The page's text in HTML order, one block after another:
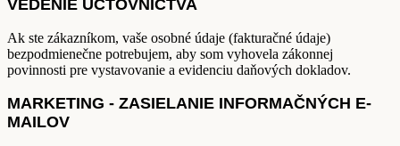
VEDENIE ÚČTOVNÍCTVA
Ak ste zákazníkom, vaše osobné údaje (fakturačné údaje)
bezpodmienečne potrebujem, aby som vyhovela zákonnej
povinnosti pre vystavovanie a evidenciu daňových dokladov.
MARKETING - ZASIELANIE INFORMAČNÝCH E-
MAILOV